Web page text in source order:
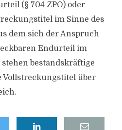
(§ 704 ZPO) oder
im Sinne des
dem sich der Anspruch
Endurteil im
stehen bestandskräftige
über